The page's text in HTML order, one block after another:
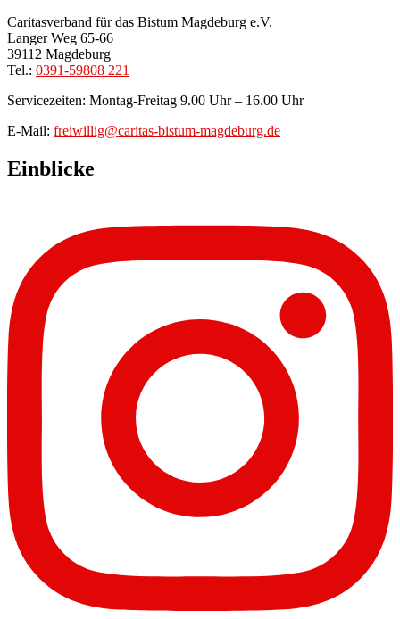
Caritasverband für das Bistum Magdeburg e.V.
Langer Weg 65-66
39112 Magdeburg
Tel.: 0391-59808 221
Servicezeiten: Montag-Freitag 9.00 Uhr – 16.00 Uhr
E-Mail: freiwillig@caritas-bistum-magdeburg.de
Einblicke